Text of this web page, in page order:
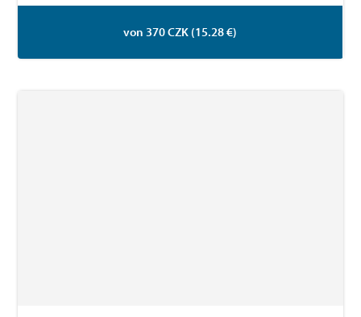
von 370 CZK (15.28 €)